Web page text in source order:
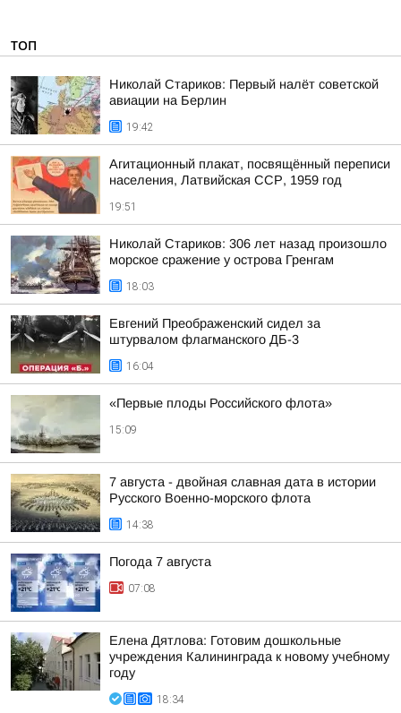
ТОП
Николай Стариков: Первый налёт советской
авиации на Берлин
19:42
Агитационный плакат, посвящённый переписи
населения, Латвийская ССР, 1959 год
19:51
Николай Стариков: 306 лет назад произошло
морское сражение у острова Гренгам
18:03
Евгений Преображенский сидел за
штурвалом флагманского ДБ-3
16:04
«Первые плоды Российского флота»
15:09
7 августа - двойная славная дата в истории
Русского Военно-морского флота
14:38
Погода 7 августа
07:08
Елена Дятлова: Готовим дошкольные
учреждения Калининграда к новому учебному
году
18:34